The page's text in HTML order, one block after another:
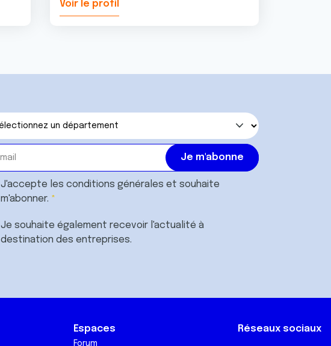
Voir le profil
J'accepte les conditions générales et souhaite
m'abonner.
Je souhaite également recevoir l'actualité à
destination des entreprises.
Espaces
Forum
Réseaux sociaux